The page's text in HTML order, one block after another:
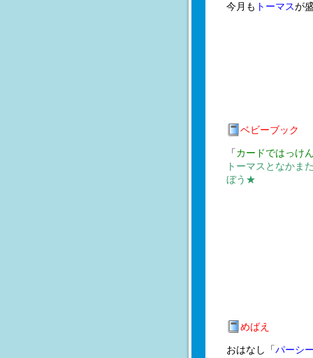
今月も トーマスが
ベビーブック
「カードではっけ
トーマスとなかま
ぼう★
めばえ
おはなし「パーシ